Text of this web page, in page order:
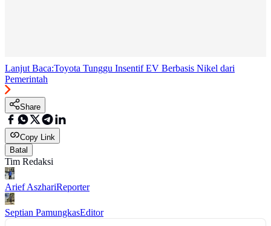
Lanjut Baca:Toyota Tunggu Insentif EV Berbasis Nikel dari
Pemerintah
Share
Copy Link
Batal
Tim Redaksi
Arief AszhariReporter
Septian PamungkasEditor